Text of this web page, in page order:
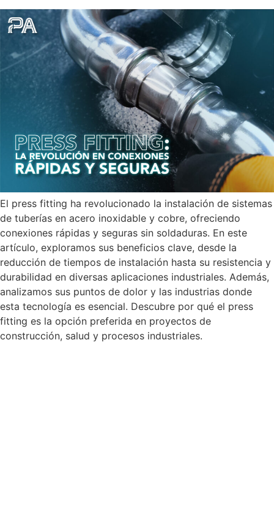
El press fitting ha revolucionado la instalación de sistemas
de tuberías en acero inoxidable y cobre, ofreciendo
conexiones rápidas y seguras sin soldaduras. En este
artículo, exploramos sus beneficios clave, desde la
reducción de tiempos de instalación hasta su resistencia y
durabilidad en diversas aplicaciones industriales. Además,
analizamos sus puntos de dolor y las industrias donde
esta tecnología es esencial. Descubre por qué el press
fitting es la opción preferida en proyectos de
construcción, salud y procesos industriales.